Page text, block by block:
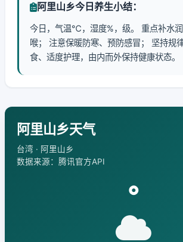
阿里山乡今日养生小结：
今日，气温℃，湿度%，级。 重点补水
喉； 注意保暖防寒、预防感冒； 坚持规
食、适度护理，由内而外保持健康状态。
阿里山乡天气
台湾 · 阿里山乡
数据来源：腾讯官方API
°